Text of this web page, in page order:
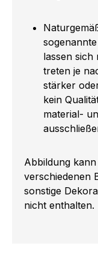
lassen sich
treten je
stärker
kein
material-
Abbildung
verschiedenen
sonstige
nicht enthalten.